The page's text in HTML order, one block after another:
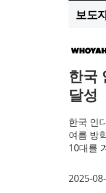
보도
한국
달성
한국 인
여름 방
10대를
2025-